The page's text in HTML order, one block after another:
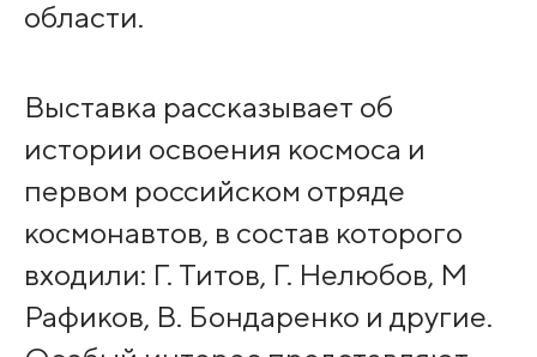
области.
Выставка рассказывает об
истории освоения космоса и
первом российском отряде
космонавтов, в состав которого
входили: Г. Титов, Г. Нелюбов, М
Рафиков, В. Бондаренко и другие.